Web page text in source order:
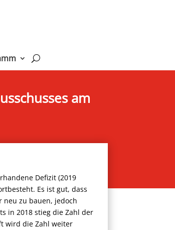
am
Defizit (2019
Es ist gut, dass
neu zu bauen, jedoch
in 2018 stieg die Zahl der
wird die Zahl weiter